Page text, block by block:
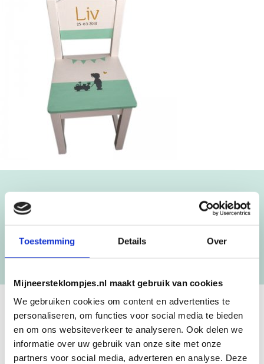
Toestemming Details Over
Mijneersteklompjes.nl maakt gebruik van cookies
We gebruiken cookies om content en advertenties te
personaliseren, om functies voor social media te bieden
en om ons websiteverkeer te analyseren. Ook delen we
informatie over uw gebruik van onze site met onze
partners voor social media, adverteren en analyse. Deze
Blijf op de hoogte!
NIEUWSBRIEF
[mc4wp_form id=”3182″]
GEBOORTEKLOMPJES EN
KRAAMCADEAU MET NAAM